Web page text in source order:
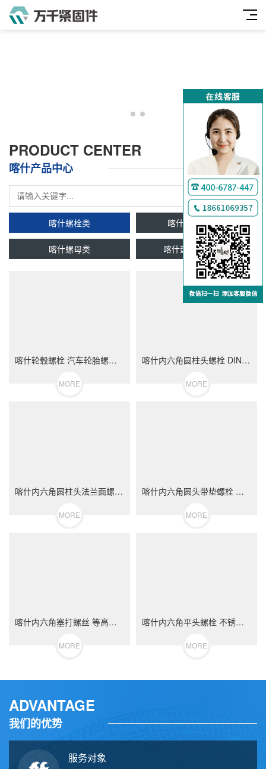
PRODUCT CENTER
喀什产品中心
喀什螺栓类 喀什双头牙条类
喀什螺母类 喀什垫圈及挡圈类
喀什轮毂螺栓 汽车轮胎螺丝 不锈钢（304/316）碳钢 合金钢
MORE
喀什内六角圆柱头螺栓 DIN912 不锈钢（304/316）碳钢 合金钢
MORE
喀什内六角圆柱头法兰面螺栓 不锈钢（304/316）碳钢 合金钢
MORE
喀什内六角圆头带垫螺栓 不锈钢（304/316）碳钢 合金钢
MORE
喀什内六角塞打螺丝 等高限位螺栓 不锈钢（304/316）碳钢 合金钢
MORE
喀什内六角平头螺栓 不锈钢（304/316）碳钢 合金钢
MORE
ADVANTAGE
我们的优势
服务对象